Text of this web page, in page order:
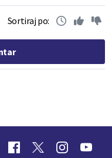
Sortiraj po: